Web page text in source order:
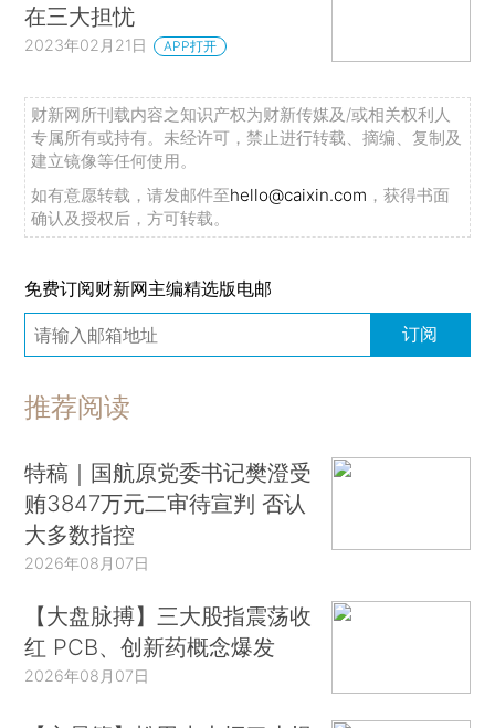
在三大担忧
2023年02月21日 APP打开
财新网所刊载内容之知识产权为财新传媒及/或相关权利人
专属所有或持有。未经许可，禁止进行转载、摘编、复制及
建立镜像等任何使用。
如有意愿转载，请发邮件至hello@caixin.com ，获得书面
确认及授权后，方可转载。
免费订阅财新网主编精选版电邮
订阅
推荐阅读
特稿｜国航原党委书记樊澄受
贿3847万元二审待宣判 否认
大多数指控
2026年08月07日
【大盘脉搏】三大股指震荡收
红 PCB、创新药概念爆发
2026年08月07日